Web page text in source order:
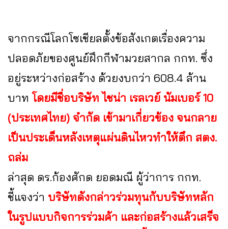
จากกรณีโลกโซเชียลตั้งข้อสังเกตเรื่องความ
ปลอดภัยของศูนย์ฝึกกีฬามวยสากล กกท. ซึ่ง
อยู่ระหว่างก่อสร้าง ด้วยงบกว่า 608.4 ล้าน
บาท โดยมีชื่อบริษัท ไชน่า เรลเวย์ นัมเบอร์ 10
(ประเทศไทย) จำกัด เข้ามาเกี่ยวข้อง จนกลาย
เป็นประเด็นหลังเหตุแผ่นดินไหวทำให้ตึก สตง.
ถล่ม
ล่าสุด ดร.ก้องศักด ยอดมณี ผู้ว่าการ กกท.
ชี้แจงว่า บริษัทดังกล่าวร่วมทุนกับบริษัทหลัก
ในรูปแบบกิจการร่วมค้า และก่อสร้างแล้วเสร็จ